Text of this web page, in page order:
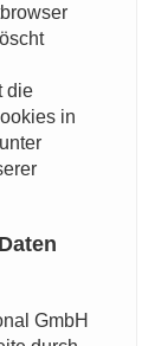
die
in
GmbH